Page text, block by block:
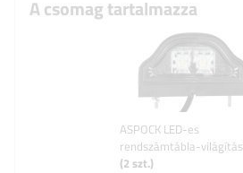
A csomag tartalmazza
ASPOCK LED-es
rendszámtábla-világítás
(2 szt.)